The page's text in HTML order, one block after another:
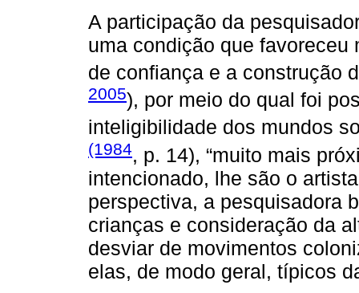
A participação da
uma condição que
de confiança e a construção
2005), por meio do qual foi
inteligibilidade dos mundos
(1984, p. 14), “muito mais
intencionado, lhe são o
perspectiva, a pesquisadora
crianças e consideração da
desviar de movimentos
elas, de modo geral, típicos